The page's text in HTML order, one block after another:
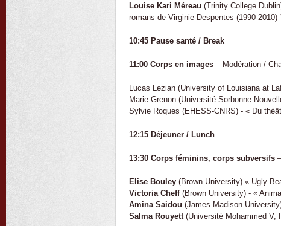
Louise Kari Méreau (Trinity College
romans de Virginie Despentes (1990-2010)
10:45 Pause santé / Break
11:00 Corps en images – Modération /
Lucas Lezian (University of Louisiana at
Marie Grenon (Université Sorbonne-
Sylvie Roques (EHESS-CNRS) - « Du
12:15 Déjeuner / Lunch
13:30 Corps féminins, corps subversifs
Elise Bouley (Brown University) « Ugly
Victoria Cheff(Brown University) - «
Amina Saidou (James Madison
Salma Rouyett (Université Mohammed V,